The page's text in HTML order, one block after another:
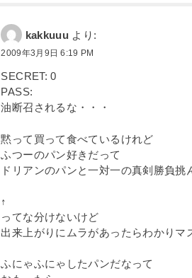
kakkuuu より:
2009年3月9日 6:19 PM
SECRET: 0
PASS:
油断召されるな・・・
黙って買って食べているけれど
ふつーのパン好きだって
ドリアンのパンと一対一の真剣勝負挑
↑
ってな分けないけど
出来上がりにムラがあったらわかりマ
ふにゃふにゃしたパンだなって